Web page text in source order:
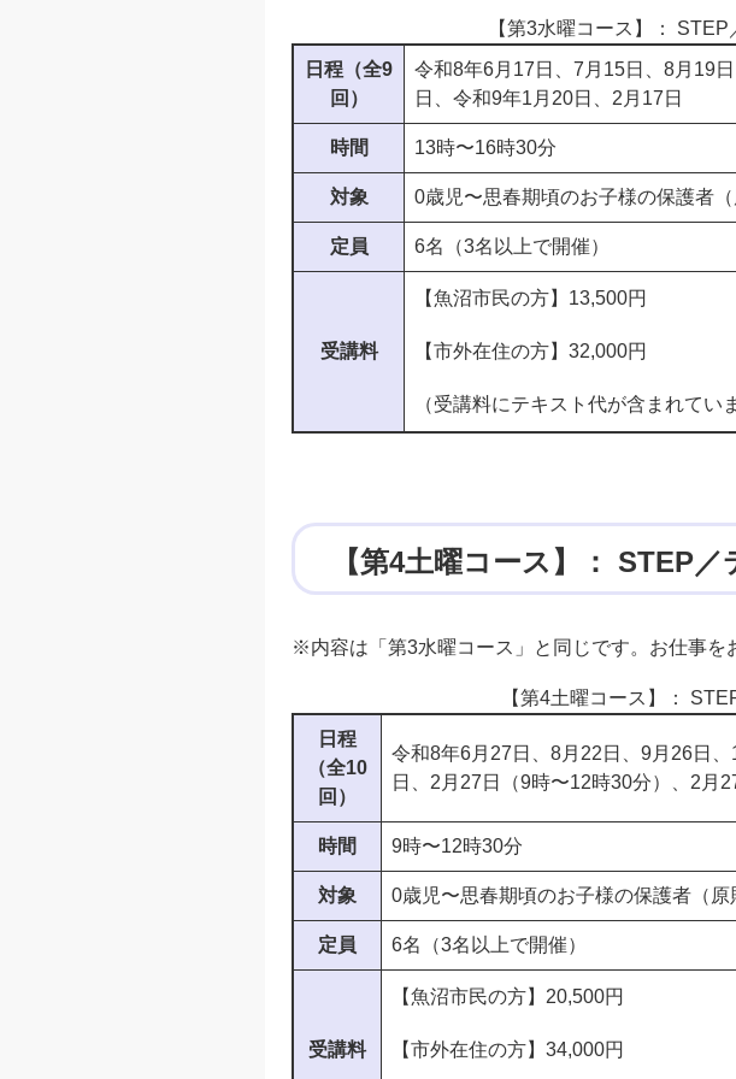
【第3水曜コース】：
日程（全9
回）
令和8年6月17日、7月15日、8月19
日、令和9年1月20日、2月17日
時間 13時〜16時30分
対象 0歳児〜思春期頃のお子様の保護者（
定員 6名（3名以上で開催）
受講料
【魚沼市民の方】13,500円
【市外在住の方】32,000円
（受講料にテキスト代が含まれてい
【第4土曜コース】： ​STEP
※内容は「第3水曜コース」と同じです。お仕事を
【第4土曜コース】：
日程
（全10
回）
令和8年6月27日、8月22日、9月26日
日、2月27日（9時〜12時30分）、2月
時間 9時〜12時30分
対象 0歳児〜思春期頃のお子様の保護者（原
定員 6名（3名以上で開催）
受講料
【魚沼市民の方】20,500円
【市外在住の方】34,000円